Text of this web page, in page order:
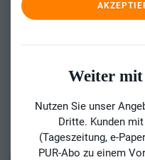
Weiter
Nutzen Sie unser
Dritte. Kunden
(Tageszeitung, e-
PUR-Abo zu einem